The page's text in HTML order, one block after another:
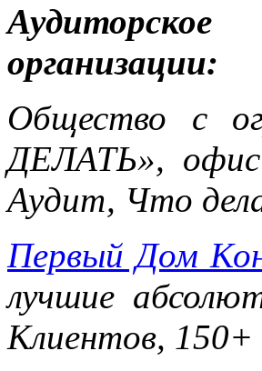
организации:
Общество с
ДЕЛАТЬ»,
Аудит, Что
Первый Дом
лучшие
Клиентов, 150+